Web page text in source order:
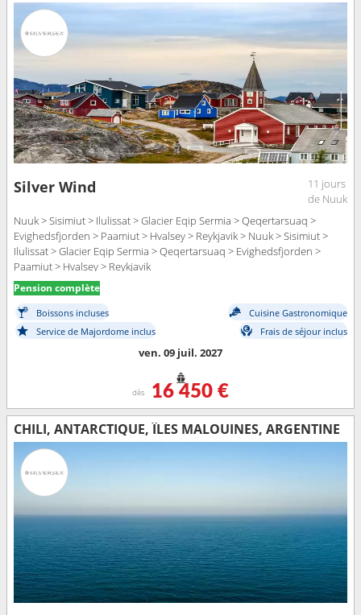
Silver Wind
11 jours
de Nuuk
Nuuk > Sisimiut > Ilulissat > Glacier Eqip Sermia > Qeqertarsuaq >
Evighedsfjorden > Paamiut > Hvalsey > Reykjavik > Nuuk > Sisimiut >
Ilulissat > Glacier Eqip Sermia > Qeqertarsuaq > Evighedsfjorden >
Paamiut > Hvalsey > Reykjavik
Pension complète
Boissons incluses
Cuisine Gastronomique
Service de Majordome inclus
Frais de séjour inclus
ven. 09 juil. 2027
dès 16 450 €
CHILI, ANTARCTIQUE, ÎLES MALOUINES, ARGENTINE